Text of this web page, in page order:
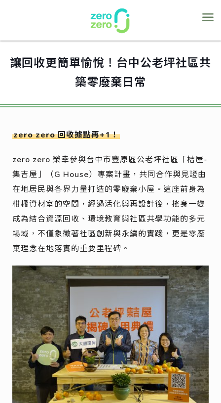
讓回收更簡單愉悅！台中公老坪社區共
築零廢棄日常
zero zero 回收據點再+1！
zero zero 榮幸參與台中市豐原區公老坪社區「桔屋-
集吉屋」（G House）專案計畫，共同合作與見證由
在地居民與各界力量打造的零廢棄小屋。這座前身為
柑橘資材室的空間，經過活化與再設計後，搖身一變
成為結合資源回收、環境教育與社區共學功能的多元
場域，不僅象徵著社區創新與永續的實踐，更是零廢
棄理念在地落實的重要里程碑。